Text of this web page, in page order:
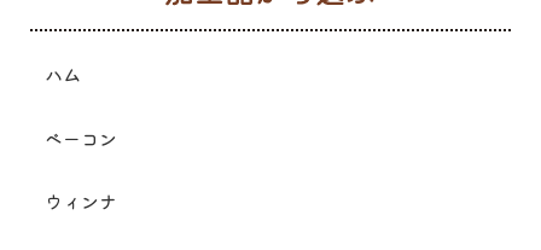
ハム
ベーコン
ウィンナ